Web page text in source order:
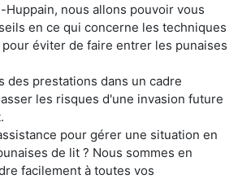
nous allons pouvoir vous
en ce qui concerne les techniques
éviter de faire entrer les punaises
des prestations dans un cadre
les risques d'une invasion future
pour gérer une situation en
de lit ? Nous sommes en
facilement à toutes vos